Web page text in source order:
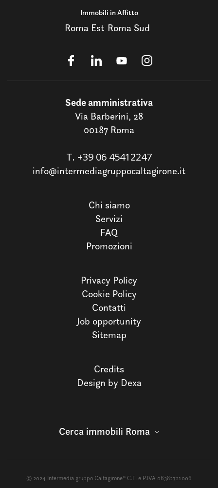
Immobili in Affitto
Roma Est Roma Sud
Sede amministrativa
Via Barberini, 28
00187 Roma
T. +39 06 45412247
info@intermediagruppocaltagirone.it
Chi siamo
Servizi
FAQ
Promozioni
Privacy Policy
Cookie Policy
Contatti
Job opportunity
Sitemap
Credits
Design by Dexa
Cerca immobili Roma
© 2024 Intermedia gruppo Caltagirone® C.F. e P.IVA 06382721006